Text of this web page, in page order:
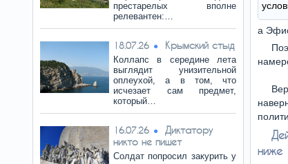
престарелых вполне
релевантен:…
18.07.26 Крымский стыд
Коллапс в середине лета
выглядит унизительной
оплеухой, а в том, что
исчезает сам предмет,
который…
16.07.26
Диктатору
никто не пишет
Солдат попросил закурить у
а